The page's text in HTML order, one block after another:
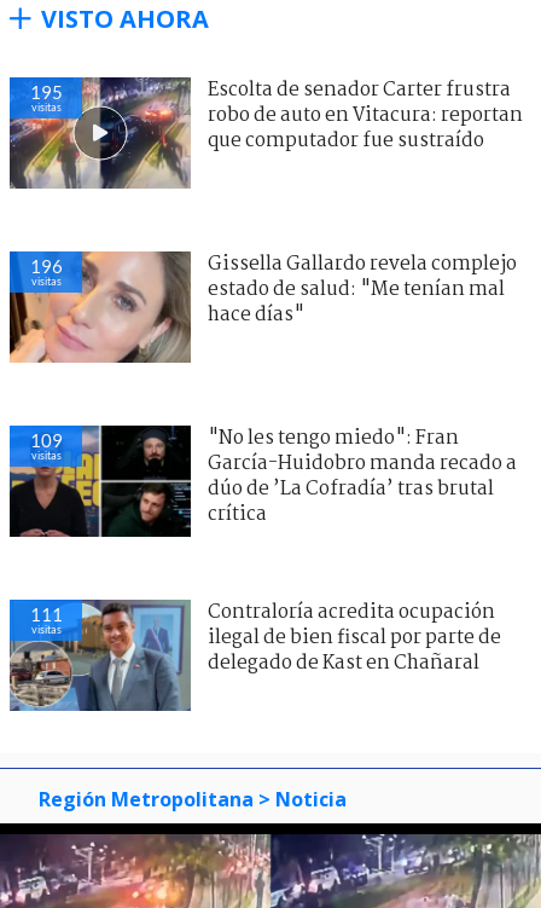
VISTO AHORA
195
visitas
Escolta de senador Carter frustra
robo de auto en Vitacura: reportan
que computador fue sustraído
188
visitas
Gissella Gallardo revela complejo
estado de salud: "Me tenían mal
hace días"
113
visitas
"No les tengo miedo": Fran
García-Huidobro manda recado a
dúo de ’La Cofradía’ tras brutal
crítica
110
visitas
Contraloría acredita ocupación
ilegal de bien fiscal por parte de
delegado de Kast en Chañaral
Región Metropolitana > Noticia